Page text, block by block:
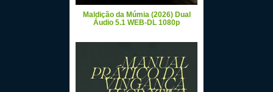
Maldição da Múmia (2026) Dual
Áudio 5.1 WEB-DL 1080p